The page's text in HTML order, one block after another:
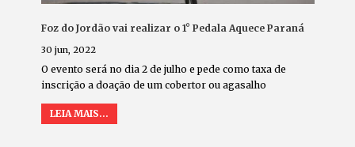
Foz do Jordão vai realizar o 1° Pedala Aquece Paraná
30 jun, 2022
O evento será no dia 2 de julho e pede como taxa de
inscrição a doação de um cobertor ou agasalho
LEIA MAIS...